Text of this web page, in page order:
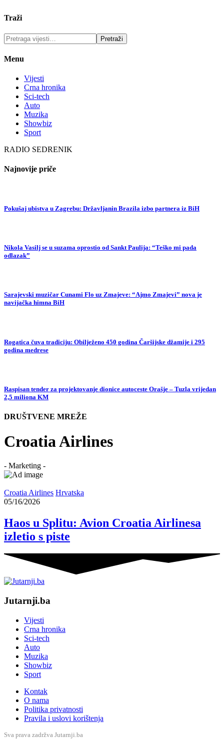
Traži
Menu
Vijesti
Crna hronika
Sci-tech
Auto
Muzika
Showbiz
Sport
RADIO SEDRENIK
Najnovije priče
Pokušaj ubistva u Zagrebu: Državljanin Brazila izbo partnera iz BiH
Nikola Vasilj se u suzama oprostio od Sankt Paulija: “Teško mi pada
odlazak”
Sarajevski muzičar Cunami Flo uz Zmajeve: “Ajmo Zmajevi” nova je
navijačka himna BiH
Rogatica čuva tradiciju: Obilježeno 450 godina Čaršijske džamije i 295
godina medrese
Raspisan tender za projektovanje dionice autoceste Orašje – Tuzla vrijedan
2,5 miliona KM
DRUŠTVENE MREŽE
Croatia Airlines
- Marketing -
Croatia Airlines Hrvatska
05/16/2026
Haos u Splitu: Avion Croatia Airlinesa
izletio s piste
Jutarnji.ba
Vijesti
Crna hronika
Sci-tech
Auto
Muzika
Showbiz
Sport
Kontak
O nama
Politika privatnosti
Pravila i uslovi korištenja
Sva prava zadržva Jutarnji.ba